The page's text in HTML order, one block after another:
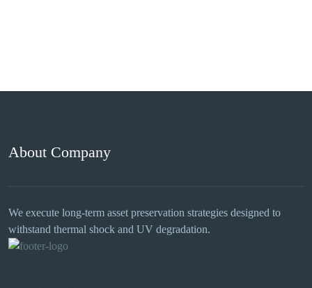
About Company
We execute long-term asset preservation strategies designed to
withstand thermal shock and UV degradation.